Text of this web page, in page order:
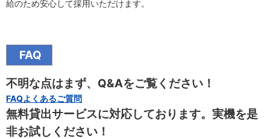
給のため安心して採用いただけます。
FAQ
不明な点はまず、Q&Aをご覧ください！
FAQよくあるご質問
無料貸出サービスに対応しております。実機を是
非お試しください！